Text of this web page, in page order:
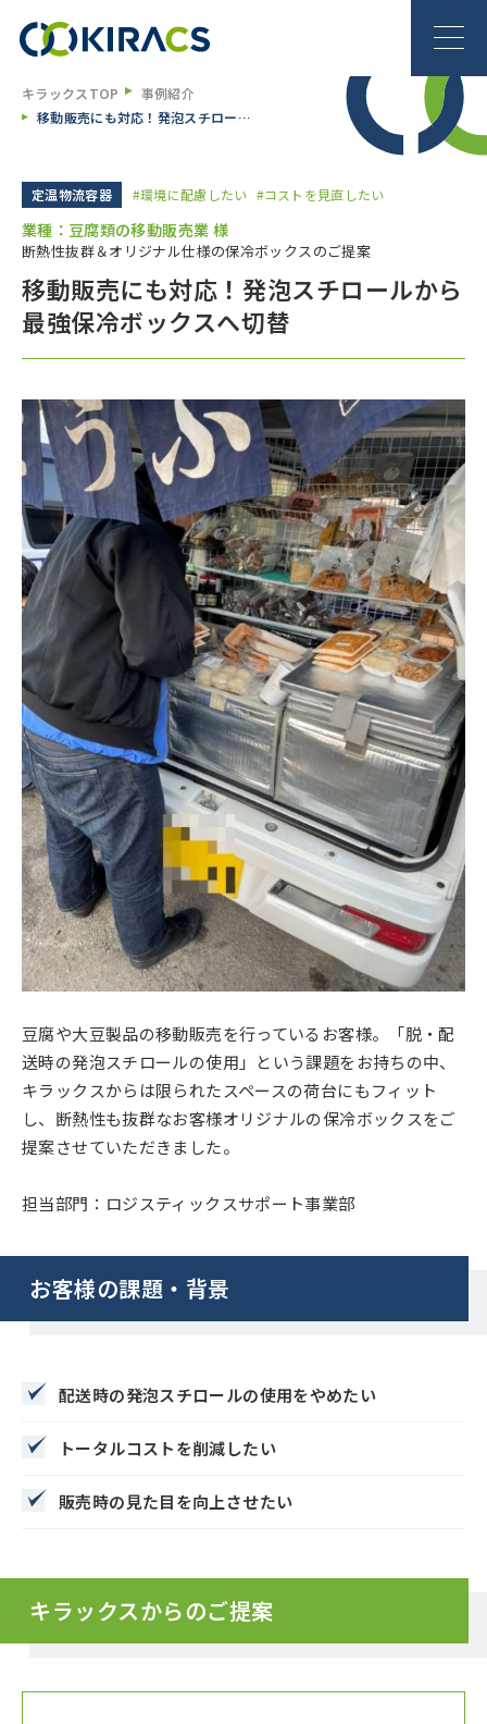
キラックスTOP
事例紹介
移動販売にも対応！発泡スチロールから最強保冷ボックスへ切替
定温物流容器 #環境に配慮したい #コストを見直したい
業種：豆腐類の移動販売業 様
断熱性抜群＆オリジナル仕様の保冷ボックスのご提案
移動販売にも対応！発泡スチロールから
最強保冷ボックスへ切替
豆腐や大豆製品の移動販売を行っているお客様。「脱・配
送時の発泡スチロールの使用」という課題をお持ちの中、
キラックスからは限られたスペースの荷台にもフィット
し、断熱性も抜群なお客様オリジナルの保冷ボックスをご
提案させていただきました。
担当部門：ロジスティックスサポート事業部
お客様の課題・背景
配送時の発泡スチロールの使用をやめたい
トータルコストを削減したい
販売時の見た目を向上させたい
キラックスからのご提案